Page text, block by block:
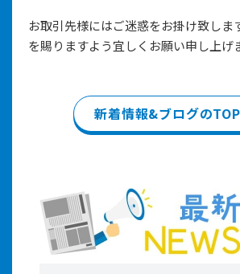
お取引先様にはご迷惑をお掛け致しま
を賜りますよう宜しくお願い申し上げ
新着情報&ブログの